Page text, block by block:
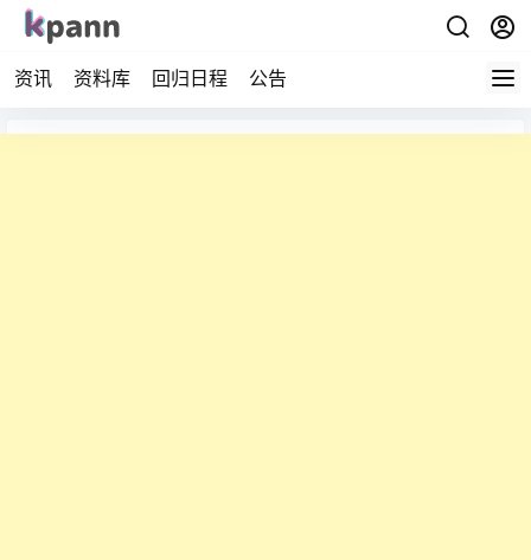
资讯 资料库 回归日程 公告